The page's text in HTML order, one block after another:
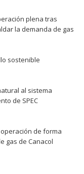
plena tras
la demanda de gas
sostenible
al sistema
de SPEC
de forma
gas de Canacol